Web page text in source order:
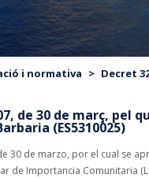
i normativa > Decret
de 30 de març, pel
(ES5310025)
30 de marzo, por el cual se
de Importancia Comunitaria